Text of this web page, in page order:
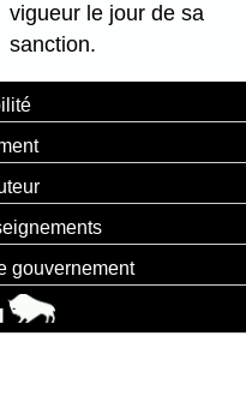
vigueur le jour de sa
sanction.
gouvernement